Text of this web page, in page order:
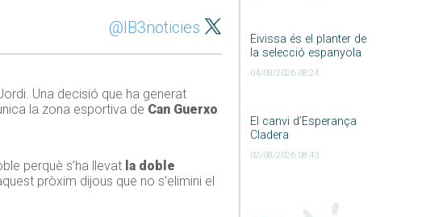
Eivissa és el planter de
la selecció espanyola
04/08/2026 08:24
El canvi d’Esperança
Cladera
02/08/2026 08:43
@IB3noticies
Una decisió que ha generat
la zona esportiva de Can Guerxo
perquè s’ha llevat la doble
pròxim dijous que no s’elimini el